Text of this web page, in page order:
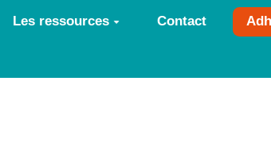
Les ressources Contact